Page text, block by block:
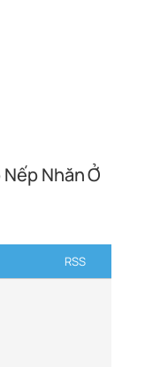
Nếp Nhăn Ở
RSS